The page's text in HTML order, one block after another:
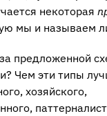
некоторая
мы и называем
предложенной
Чем эти типы
хозяйского,